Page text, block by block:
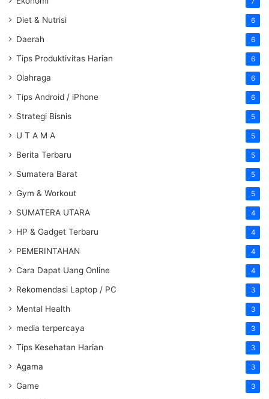
Diet & Nutrisi 6
Daerah 6
Tips Produktivitas Harian 6
Olahraga 6
Tips Android / iPhone 6
Strategi Bisnis 5
U T A M A 5
Berita Terbaru 5
Sumatera Barat 5
Gym & Workout 5
SUMATERA UTARA 4
HP & Gadget Terbaru 4
PEMERINTAHAN 4
Cara Dapat Uang Online 4
Rekomendasi Laptop / PC 3
Mental Health 3
media terpercaya 3
Tips Kesehatan Harian 3
Agama 3
Game 3